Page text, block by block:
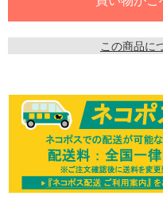
この商品に